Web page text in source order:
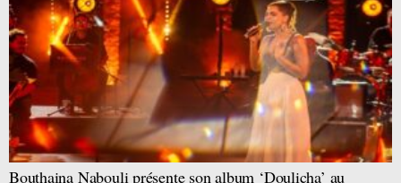
Bouthaina Nabouli présente son album ‘Doulicha’ au